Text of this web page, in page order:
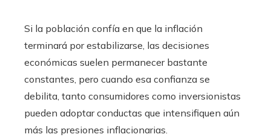
Si la población confía en que la inflación
terminará por estabilizarse, las decisiones
económicas suelen permanecer bastante
constantes, pero cuando esa confianza se
debilita, tanto consumidores como inversionistas
pueden adoptar conductas que intensifiquen aún
más las presiones inflacionarias.